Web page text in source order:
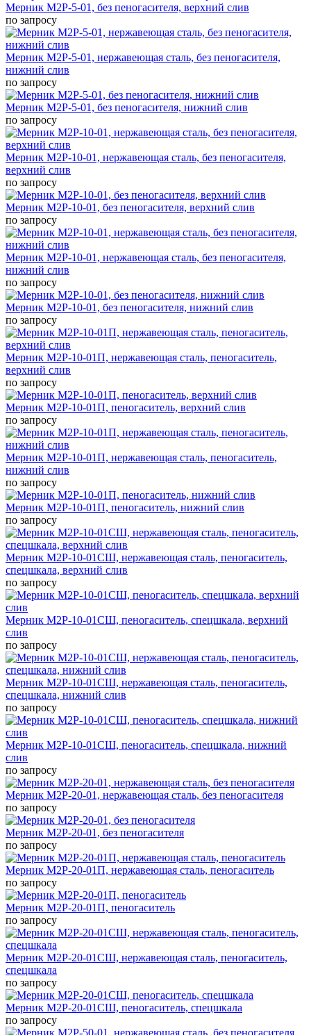
Мерник М2Р-5-01, без пеногасителя, верхний слив
по запросу
Мерник М2Р-5-01, нержавеющая сталь, без пеногасителя,
нижний слив
по запросу
Мерник М2Р-5-01, без пеногасителя, нижний слив
по запросу
Мерник М2Р-10-01, нержавеющая сталь, без пеногасителя,
верхний слив
по запросу
Мерник М2Р-10-01, без пеногасителя, верхний слив
по запросу
Мерник М2Р-10-01, нержавеющая сталь, без пеногасителя,
нижний слив
по запросу
Мерник М2Р-10-01, без пеногасителя, нижний слив
по запросу
Мерник М2Р-10-01П, нержавеющая сталь, пеногаситель,
верхний слив
по запросу
Мерник М2Р-10-01П, пеногаситель, верхний слив
по запросу
Мерник М2Р-10-01П, нержавеющая сталь, пеногаситель,
нижний слив
по запросу
Мерник М2Р-10-01П, пеногаситель, нижний слив
по запросу
Мерник М2Р-10-01СШ, нержавеющая сталь, пеногаситель,
спецшкала, верхний слив
по запросу
Мерник М2Р-10-01СШ, пеногаситель, спецшкала, верхний
слив
по запросу
Мерник М2Р-10-01СШ, нержавеющая сталь, пеногаситель,
спецшкала, нижний слив
по запросу
Мерник М2Р-10-01СШ, пеногаситель, спецшкала, нижний
слив
по запросу
Мерник М2Р-20-01, нержавеющая сталь, без пеногасителя
по запросу
Мерник М2Р-20-01, без пеногасителя
по запросу
Мерник М2Р-20-01П, нержавеющая сталь, пеногаситель
по запросу
Мерник М2Р-20-01П, пеногаситель
по запросу
Мерник М2Р-20-01СШ, нержавеющая сталь, пеногаситель,
спецшкала
по запросу
Мерник М2Р-20-01СШ, пеногаситель, спецшкала
по запросу